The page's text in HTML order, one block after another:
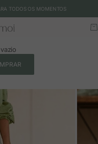
TODOS OS MOMENTOS